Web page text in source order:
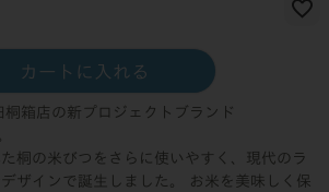
カートに入れる
箱店の新プロジェクトブランド
桐の米びつをさらに使いやすく、現代のラ
ザインで誕生しました。 お米を美味しく保